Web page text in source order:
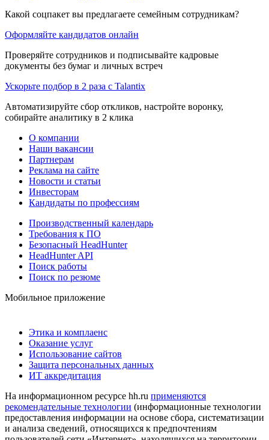
Какой соцпакет вы предлагаете семейным сотрудникам?
Оформляйте кандидатов онлайн
Проверяйте сотрудников и подписывайте кадровые
документы без бумаг и личных встреч
Ускорьте подбор в 2 раза с Talantix
Автоматизируйте сбор откликов, настройте воронку,
собирайте аналитику в 2 клика
О компании
Наши вакансии
Партнерам
Реклама на сайте
Новости и статьи
Инвесторам
Кандидаты по профессиям
Производственный календарь
Требования к ПО
Безопасный HeadHunter
HeadHunter API
Поиск работы
Поиск по резюме
Мобильное приложение
Этика и комплаенс
Оказание услуг
Использование сайтов
Защита персональных данных
ИТ аккредитация
На информационном ресурсе hh.ru применяются
рекомендательные технологии (информационные технологии
предоставления информации на основе сбора, систематизации
и анализа сведений, относящихся к предпочтениям